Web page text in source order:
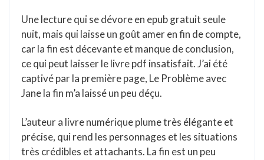
Une lecture qui se dévore en epub gratuit seule
nuit, mais qui laisse un goût amer en fin de compte,
car la fin est décevante et manque de conclusion,
ce qui peut laisser le livre pdf insatisfait. J’ai été
captivé par la première page, Le Problème avec
Jane la fin m’a laissé un peu déçu.
L’auteur a livre numérique plume très élégante et
précise, qui rend les personnages et les situations
très crédibles et attachants. La fin est un peu